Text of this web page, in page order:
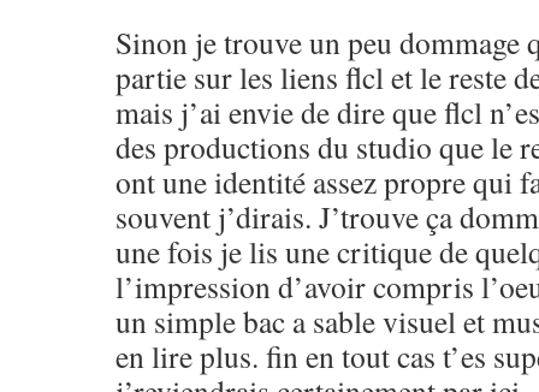
Sinon je trouve un peu dommage
partie sur les liens flcl et le reste
mais j’ai envie de dire que flcl
des productions du studio que le
ont une identité assez propre qui
souvent j’dirais. J’trouve ça
une fois je lis une critique de
l’impression d’avoir compris
un simple bac a sable visuel et
en lire plus. fin en tout cas t’es